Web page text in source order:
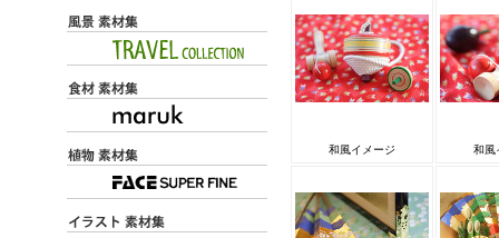
和風イメージ 和風